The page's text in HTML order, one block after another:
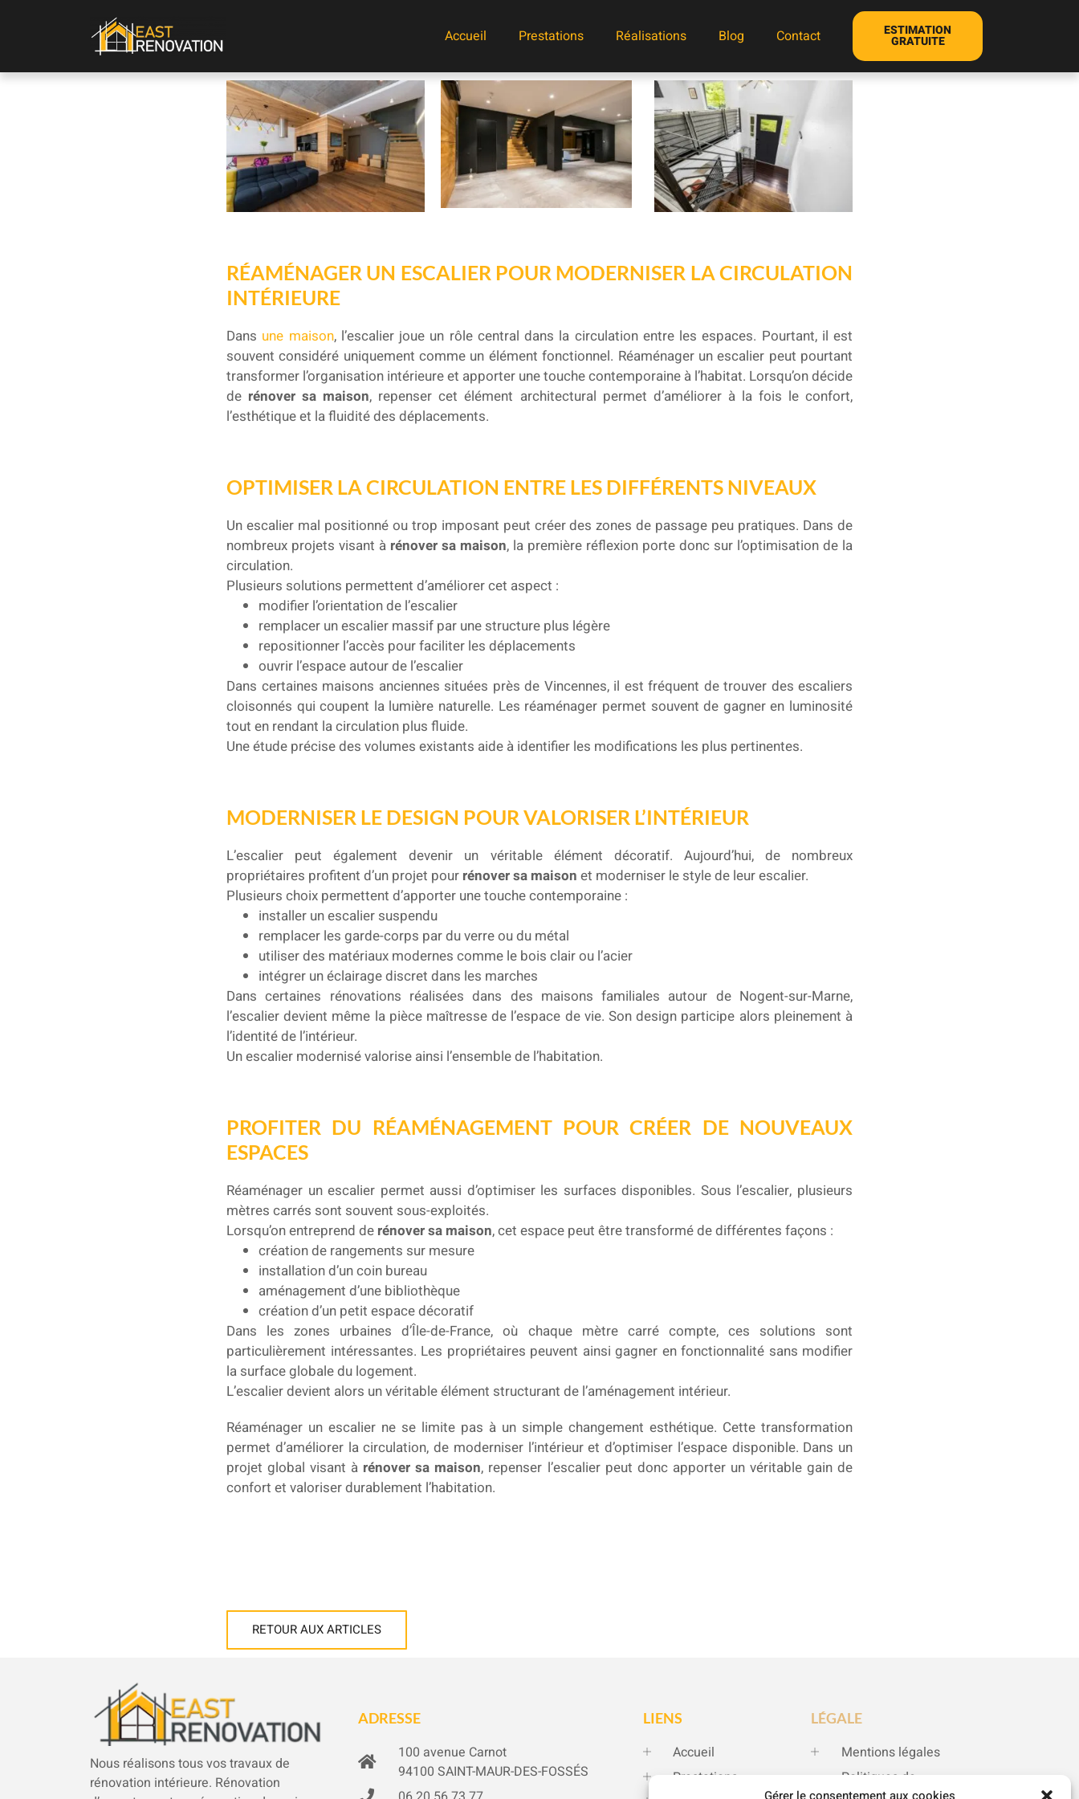
Accueil Prestations Réalisations Blog Contact ESTIMATION
GRATUITE
RÉAMÉNAGER UN ESCALIER POUR MODERNISER LA CIRCULATION
INTÉRIEURE
Dans une maison, l’escalier joue un rôle central dans la circulation entre les espaces. Pourtant, il est
souvent considéré uniquement comme un élément fonctionnel. Réaménager un escalier peut pourtant
transformer l’organisation intérieure et apporter une touche contemporaine à l’habitat. Lorsqu’on décide
de rénover sa maison, repenser cet élément architectural permet d’améliorer à la fois le confort,
l’esthétique et la fluidité des déplacements.
OPTIMISER LA CIRCULATION ENTRE LES DIFFÉRENTS NIVEAUX
Un escalier mal positionné ou trop imposant peut créer des zones de passage peu pratiques. Dans de
nombreux projets visant à rénover sa maison, la première réflexion porte donc sur l’optimisation de la
circulation.
Plusieurs solutions permettent d’améliorer cet aspect :
modifier l’orientation de l’escalier
remplacer un escalier massif par une structure plus légère
repositionner l’accès pour faciliter les déplacements
ouvrir l’espace autour de l’escalier
Dans certaines maisons anciennes situées près de Vincennes, il est fréquent de trouver des escaliers
cloisonnés qui coupent la lumière naturelle. Les réaménager permet souvent de gagner en luminosité
tout en rendant la circulation plus fluide.
Une étude précise des volumes existants aide à identifier les modifications les plus pertinentes.
MODERNISER LE DESIGN POUR VALORISER L’INTÉRIEUR
L’escalier peut également devenir un véritable élément décoratif. Aujourd’hui, de nombreux
propriétaires profitent d’un projet pour rénover sa maison et moderniser le style de leur escalier.
Plusieurs choix permettent d’apporter une touche contemporaine :
installer un escalier suspendu
remplacer les garde-corps par du verre ou du métal
utiliser des matériaux modernes comme le bois clair ou l’acier
intégrer un éclairage discret dans les marches
Dans certaines rénovations réalisées dans des maisons familiales autour de Nogent-sur-Marne,
l’escalier devient même la pièce maîtresse de l’espace de vie. Son design participe alors pleinement à
l’identité de l’intérieur.
Un escalier modernisé valorise ainsi l’ensemble de l’habitation.
PROFITER DU RÉAMÉNAGEMENT POUR CRÉER DE NOUVEAUX
ESPACES
Réaménager un escalier permet aussi d’optimiser les surfaces disponibles. Sous l’escalier, plusieurs
mètres carrés sont souvent sous-exploités.
Lorsqu’on entreprend de rénover sa maison, cet espace peut être transformé de différentes façons :
création de rangements sur mesure
installation d’un coin bureau
aménagement d’une bibliothèque
création d’un petit espace décoratif
Dans les zones urbaines d’Île-de-France, où chaque mètre carré compte, ces solutions sont
particulièrement intéressantes. Les propriétaires peuvent ainsi gagner en fonctionnalité sans modifier
la surface globale du logement.
L’escalier devient alors un véritable élément structurant de l’aménagement intérieur.
Réaménager un escalier ne se limite pas à un simple changement esthétique. Cette transformation
permet d’améliorer la circulation, de moderniser l’intérieur et d’optimiser l’espace disponible. Dans un
projet global visant à rénover sa maison, repenser l’escalier peut donc apporter un véritable gain de
confort et valoriser durablement l’habitation.
RETOUR AUX ARTICLES
Nous réalisons tous vos travaux de
rénovation intérieure. Rénovation
ADRESSE
100 avenue Carnot
94100 SAINT-MAUR-DES-FOSSÉS
LIENS
Accueil
Prestations
LÉGALE
Mentions légales
Politiques de